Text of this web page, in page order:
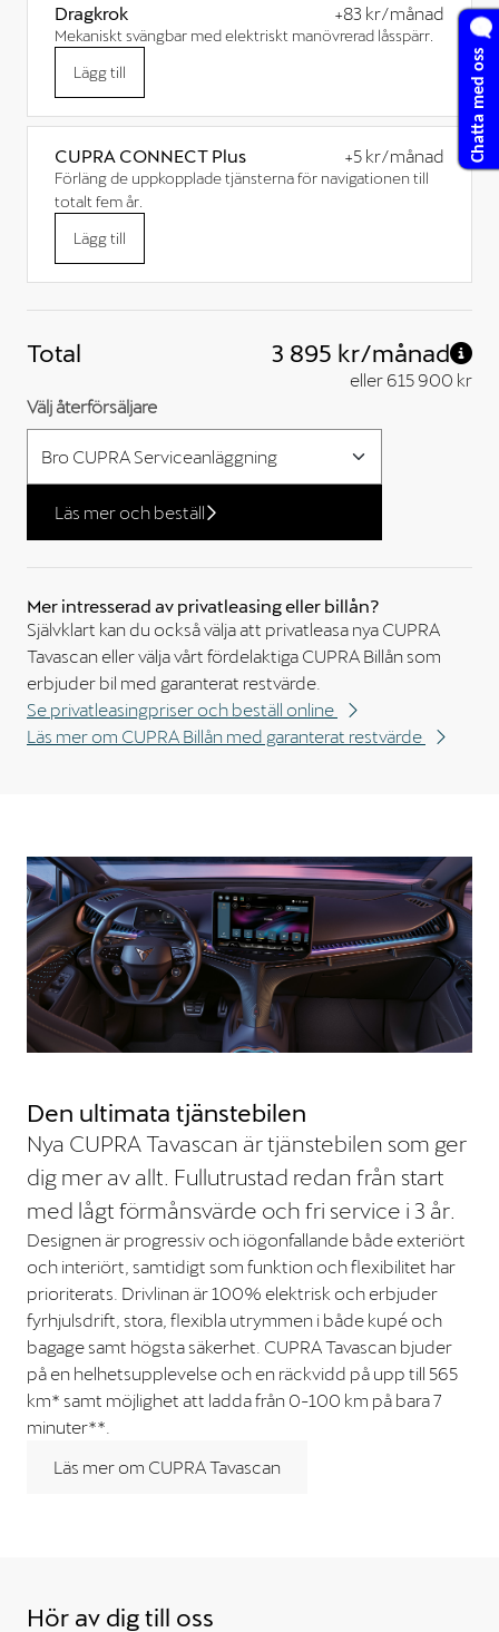
Dragkrok +83 kr/månad
Mekaniskt svängbar med elektriskt manövrerad låsspärr.
Lägg till
CUPRA CONNECT Plus +5 kr/månad
Förläng de uppkopplade tjänsterna för navigationen till
totalt fem år.
Lägg till
Total 3 895 kr/månad
eller 615 900 kr
Välj återförsäljare
Läs mer och beställ
Mer intresserad av privatleasing eller billån?
Självklart kan du också välja att privatleasa nya CUPRA
Tavascan eller välja vårt fördelaktiga CUPRA Billån som
erbjuder bil med garanterat restvärde.
Se privatleasingpriser och beställ online
Läs mer om CUPRA Billån med garanterat restvärde
Den ultimata tjänstebilen
Nya CUPRA Tavascan är tjänstebilen som ger
dig mer av allt. Fullutrustad redan från start
med lågt förmånsvärde och fri service i 3 år.
Designen är progressiv och iögonfallande både exteriört
och interiört, samtidigt som funktion och flexibilitet har
prioriterats. Drivlinan är 100% elektrisk och erbjuder
fyrhjulsdrift, stora, flexibla utrymmen i både kupé och
bagage samt högsta säkerhet. CUPRA Tavascan bjuder
på en helhetsupplevelse och en räckvidd på upp till 565
km* samt möjlighet att ladda från 0-100 km på bara 7
minuter**.
Läs mer om CUPRA Tavascan
Hör av dig till oss
Chatta med oss